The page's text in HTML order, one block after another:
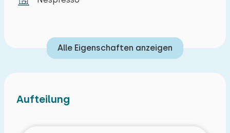
Alle Eigenschaften anzeigen
Aufteilung